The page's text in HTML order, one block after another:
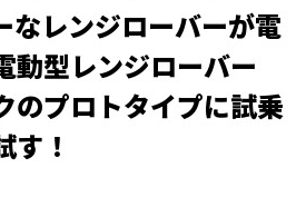
なレンジローバーが電
動型レンジローバー
のプロトタイプに試乗
す！